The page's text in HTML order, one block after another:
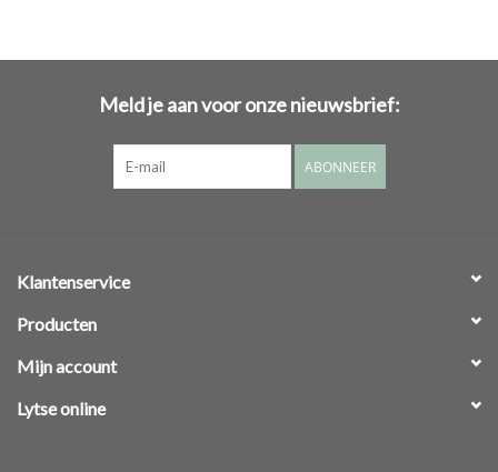
Meld je aan voor onze nieuwsbrief:
ABONNEER
Klantenservice
Producten
Mijn account
Lytse online